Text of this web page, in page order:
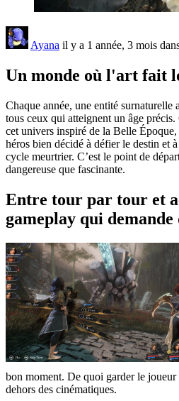
Ayana il y a 1 année, 3 mois
Un monde où l'art fait
Chaque année, une entité surnaturelle
tous ceux qui atteignent un âge précis.
cet univers inspiré de la Belle
héros bien décidé à défier le destin et
cycle meurtrier. C’est le point de
dangereuse que fascinante.
Entre tour par tour et
gameplay qui
bon moment. De quoi garder le joueur
dehors des cinématiques.